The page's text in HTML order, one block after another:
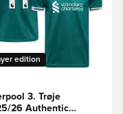
edition
3. Trøje
26 Authentic